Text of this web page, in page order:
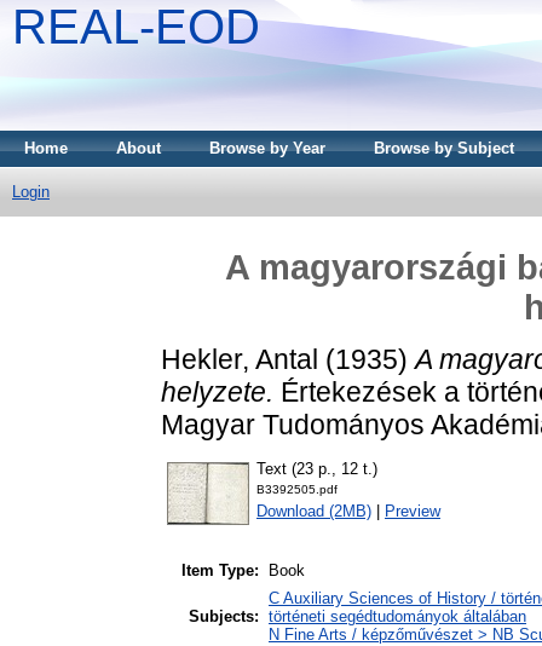
REAL-EOD
Home About Browse by Year Browse by Subject
Login
A magyarországi
Hekler, Antal (1935)A
helyzete. Értekezések a
Magyar Tudományos
Text (23 p., 12 t.)
B3392505.pdf
Download (2MB) Preview
Item Type: Book
Subjects:
C Auxiliary Sciences of History /
történeti segédtudományok általában
N Fine Arts / képzőművészet > NB